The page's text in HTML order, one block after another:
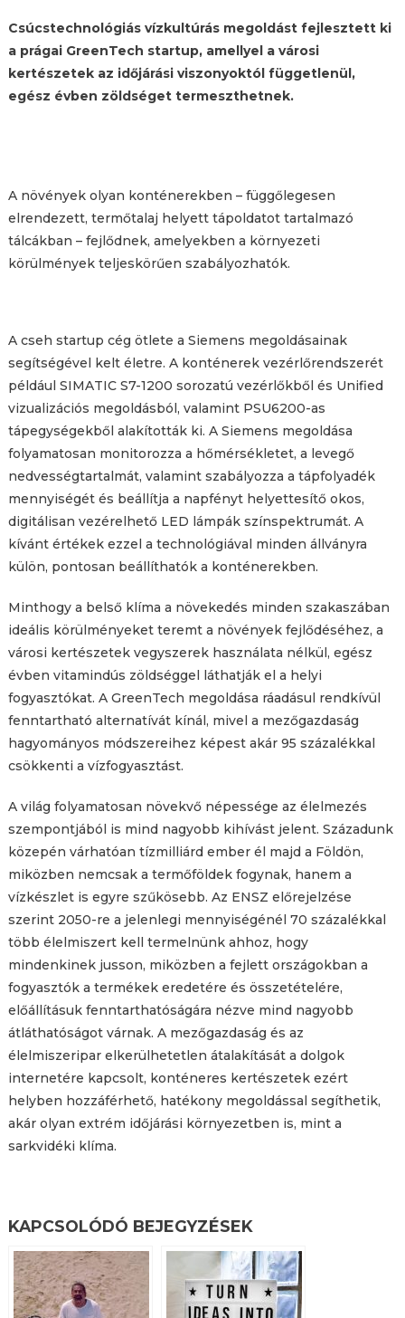
Csúcstechnológiás vízkultúrás megoldást fejlesztett ki
a prágai GreenTech startup, amellyel a városi
kertészetek az időjárási viszonyoktól függetlenül,
egész évben zöldséget termeszthetnek.
A növények olyan konténerekben – függőlegesen
elrendezett, termőtalaj helyett tápoldatot tartalmazó
tálcákban – fejlődnek, amelyekben a környezeti
körülmények teljeskörűen szabályozhatók.
A cseh startup cég ötlete a Siemens megoldásainak
segítségével kelt életre. A konténerek vezérlőrendszerét
például SIMATIC S7-1200 sorozatú vezérlőkből és Unified
vizualizációs megoldásból, valamint PSU6200-as
tápegységekből alakították ki. A Siemens megoldása
folyamatosan monitorozza a hőmérsékletet, a levegő
nedvességtartalmát, valamint szabályozza a tápfolyadék
mennyiségét és beállítja a napfényt helyettesítő okos,
digitálisan vezérelhető LED lámpák színspektrumát. A
kívánt értékek ezzel a technológiával minden állványra
külön, pontosan beállíthatók a konténerekben.
Minthogy a belső klíma a növekedés minden szakaszában
ideális körülményeket teremt a növények fejlődéséhez, a
városi kertészetek vegyszerek használata nélkül, egész
évben vitamindús zöldséggel láthatják el a helyi
fogyasztókat. A GreenTech megoldása ráadásul rendkívül
fenntartható alternatívát kínál, mivel a mezőgazdaság
hagyományos módszereihez képest akár 95 százalékkal
csökkenti a vízfogyasztást.
A világ folyamatosan növekvő népessége az élelmezés
szempontjából is mind nagyobb kihívást jelent. Századunk
közepén várhatóan tízmilliárd ember él majd a Földön,
miközben nemcsak a termőföldek fogynak, hanem a
vízkészlet is egyre szűkösebb. Az ENSZ előrejelzése
szerint 2050-re a jelenlegi mennyiségénél 70 százalékkal
több élelmiszert kell termelnünk ahhoz, hogy
mindenkinek jusson, miközben a fejlett országokban a
fogyasztók a termékek eredetére és összetételére,
előállításuk fenntarthatóságára nézve mind nagyobb
átláthatóságot várnak. A mezőgazdaság és az
élelmiszeripar elkerülhetetlen átalakítását a dolgok
internetére kapcsolt, konténeres kertészetek ezért
helyben hozzáférhető, hatékony megoldással segíthetik,
akár olyan extrém időjárási környezetben is, mint a
sarkvidéki klíma.
KAPCSOLÓDÓ BEJEGYZÉSEK